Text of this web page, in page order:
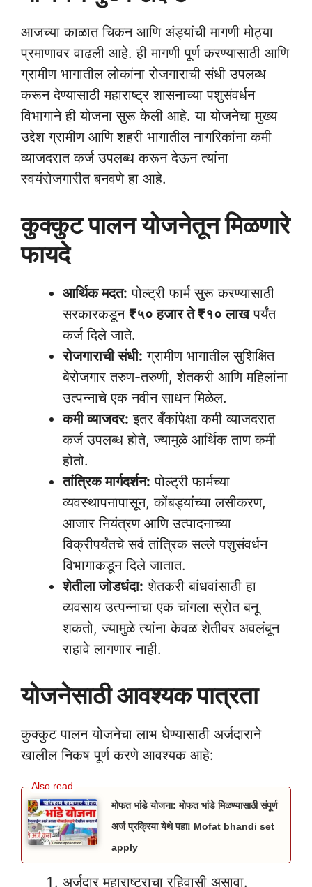
आजच्या काळात चिकन आणि अंड्यांची मागणी मोठ्या
प्रमाणावर वाढली आहे. ही मागणी पूर्ण करण्यासाठी आणि
ग्रामीण भागातील लोकांना रोजगाराची संधी उपलब्ध
करून देण्यासाठी महाराष्ट्र शासनाच्या पशुसंवर्धन
विभागाने ही योजना सुरू केली आहे. या योजनेचा मुख्य
उद्देश ग्रामीण आणि शहरी भागातील नागरिकांना कमी
व्याजदरात कर्ज उपलब्ध करून देऊन त्यांना
स्वयंरोजगारीत बनवणे हा आहे.
कुक्कुट पालन योजनेतून मिळणारे
फायदे
आर्थिक मदत: पोल्ट्री फार्म सुरू करण्यासाठी
सरकारकडून ₹५० हजार ते ₹१० लाखपर्यंत
कर्ज दिले जाते.
रोजगाराची संधी: ग्रामीण भागातील सुशिक्षित
बेरोजगार तरुण-तरुणी, शेतकरी आणि महिलांना
उत्पन्नाचे एक नवीन साधन मिळेल.
कमी व्याजदर: इतर बँकांपेक्षा कमी व्याजदरात
कर्ज उपलब्ध होते, ज्यामुळे आर्थिक ताण कमी
होतो.
तांत्रिक मार्गदर्शन: पोल्ट्री फार्मच्या
व्यवस्थापनापासून, कोंबड्यांच्या लसीकरण,
आजार नियंत्रण आणि उत्पादनाच्या
विक्रीपर्यंतचे सर्व तांत्रिक सल्ले पशुसंवर्धन
विभागाकडून दिले जातात.
शेतीला जोडधंदा: शेतकरी बांधवांसाठी हा
व्यवसाय उत्पन्नाचा एक चांगला स्रोत बनू
शकतो, ज्यामुळे त्यांना केवळ शेतीवर अवलंबून
राहावे लागणार नाही.
योजनेसाठी आवश्यक पात्रता
कुक्कुट पालन योजनेचा लाभ घेण्यासाठी अर्जदाराने
खालील निकष पूर्ण करणे आवश्यक आहे:
मोफत भांडे योजना: मोफत भांडे मिळण्यासाठी संपूर्ण
अर्ज प्रक्रिया येथे पहा! Mofat bhandi set
apply
अर्जदार महाराष्ट्राचा रहिवासी असावा.